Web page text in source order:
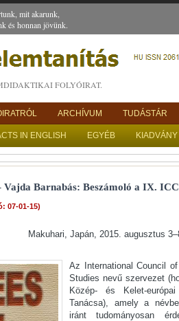
mit akarunk,
és honnan jövünk.
FOLYÓIRAT.
ARCHÍVUM TUDÁSTÁR
IN ENGLISH EGYÉB
Vajda Barnabás: Beszámoló a IX.
07-01-15)
Makuhari, Japán, 2015. augusztus
Az International Council
Studies nevű szervezet
Közép- és Kelet-
Tanácsa), amely a
iránt tudományosan